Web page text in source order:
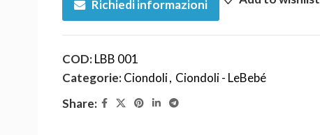
Richiedi informazioni
COD:LBB 001
Categorie:Ciondoli, Ciondoli - LeBebé
Share: